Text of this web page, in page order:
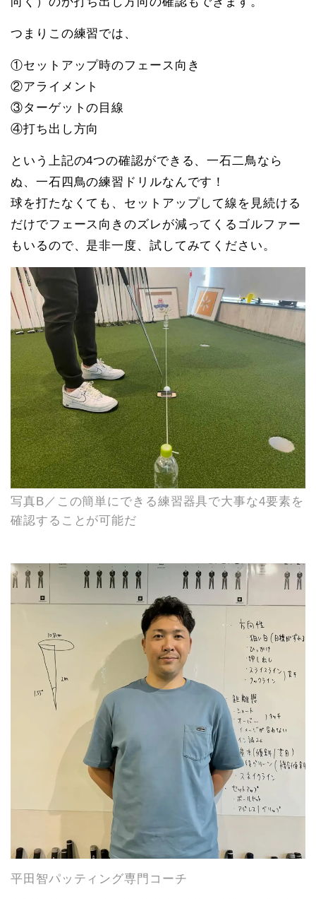
つまりこの練習では、
①セットアップ時のフェース向き
②アライメント
③ターゲットの目線
④打ち出し方向
という上記の4つの確認ができる、一石二鳥なら
ぬ、一石四鳥の練習ドリルなんです！
球を打たなくても、セットアップして線を見続ける
だけでフェース向きのズレが減ってくるゴルファー
もいるので、是非一度、試してみてください。
写真B／この簡単にできる練習器具で大事な4要素を
確認することが可能だ
平田智パッティング専門コーチ